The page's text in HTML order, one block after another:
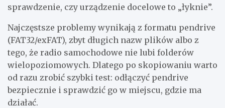
sprawdzenie, czy urządzenie docelowe to „łyknie”.
Najczęstsze problemy wynikają z formatu pendrive
(FAT32/exFAT), zbyt długich nazw plików albo z
tego, że radio samochodowe nie lubi folderów
wielopoziomowych. Dlatego po skopiowaniu warto
od razu zrobić szybki test: odłączyć pendrive
bezpiecznie i sprawdzić go w miejscu, gdzie ma
działać.